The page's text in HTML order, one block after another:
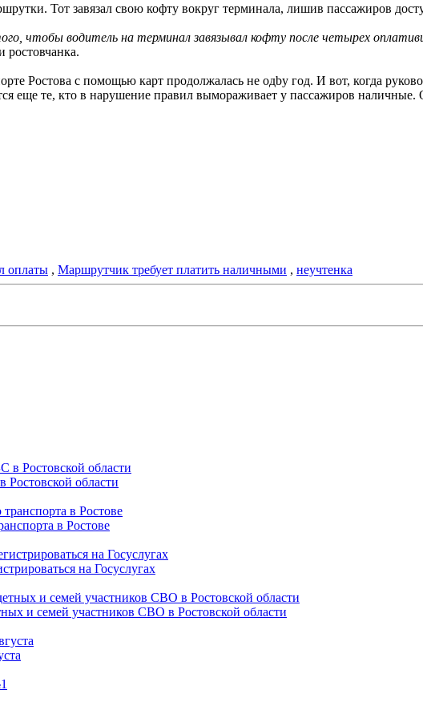
Тот завязал свою кофту вокруг терминала, лишив пассажиров
чтобы водитель на терминал завязывал кофту после четырех
ростовчанка.
Ростова с помощью карт продолжалась не одby год. И вот, когда
еще те, кто в нарушение правил вымораживает у пассажиров
оплаты , Маршрутчик требует платить наличными , неучтенка
Ростовской области
в Ростове
на Госуслугах
и семей участников СВО в Ростовской области